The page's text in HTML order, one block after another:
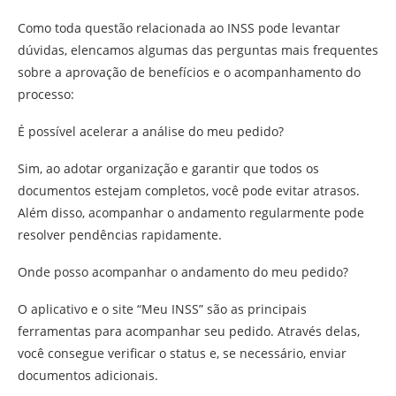
Como toda questão relacionada ao INSS pode levantar
dúvidas, elencamos algumas das perguntas mais frequentes
sobre a aprovação de benefícios e o acompanhamento do
processo:
É possível acelerar a análise do meu pedido?
Sim, ao adotar organização e garantir que todos os
documentos estejam completos, você pode evitar atrasos.
Além disso, acompanhar o andamento regularmente pode
resolver pendências rapidamente.
Onde posso acompanhar o andamento do meu pedido?
O aplicativo e o site “Meu INSS” são as principais
ferramentas para acompanhar seu pedido. Através delas,
você consegue verificar o status e, se necessário, enviar
documentos adicionais.